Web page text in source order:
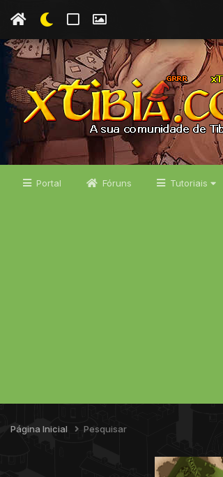
Portal Fóruns Tutoriais
Página Inicial Pesquisar